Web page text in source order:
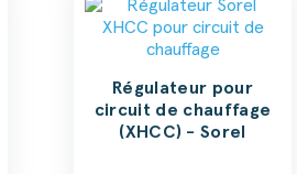
Régulateur pour
circuit de chauffage
(XHCC) - Sorel